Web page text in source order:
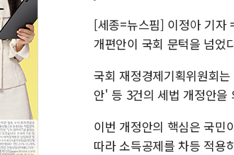
[세종=뉴스핌] 이정아 기자
개편안이 국회 문턱을 넘었
국회 재정경제기획위원회
안' 등 3건의 세법 개정안을
이번 개정안의 핵심은 국민
따라 소득공제를 차등 적용